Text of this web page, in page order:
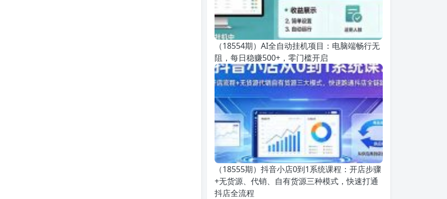
（18554期）AI全自动挂机项目：电脑端畅行无
阻，每日稳赚500+，零门槛开启
（18555期）抖音小店0到1系统课程：开店步骤
+无货源、代销、自有货源三种模式，快速打通
抖店全流程